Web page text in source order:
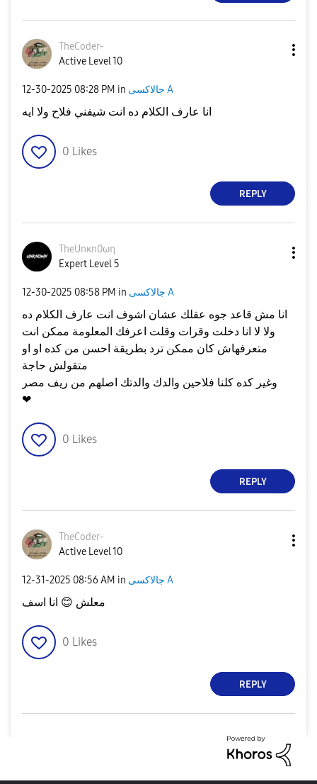
TheCoder-
Active Level 10
‎12-30-2025 08:28 PM in جالاكسى A
انا عارف الكلام ده انت شيفني فلاح ولا ايه
0 Likes
REPLY
TheUnκn0ωη
Expert Level 5
‎12-30-2025 08:58 PM in جالاكسى A
انا مش قاعد جوه عقلك عشان اشوف انت عارف الكلام ده
ولا لا انا دخلت وقرات وقلت اعرفك المعلومة ممكن انت
متعرفهاش كان ممكن ترد بطريقة احسن من كده او او
متقولش حاجة
وغير كده كلنا فلاحين والدك والدتك اصلهم من ريف مصر
❤
0 Likes
REPLY
TheCoder-
Active Level 10
‎12-31-2025 08:56 AM in جالاكسى A
معلش 😊 انا اسف
0 Likes
REPLY